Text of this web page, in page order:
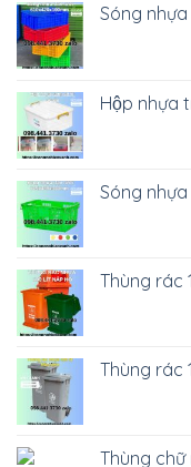
Sóng
Hộp nhựa
Sóng nhựa
Thùng rác
Thùng rác
Thùng chữ